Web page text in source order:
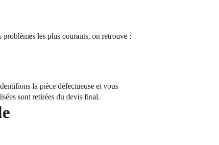
les plus courants, on retrouve :
la pièce défectueuse et vous
sont retirées du devis final.